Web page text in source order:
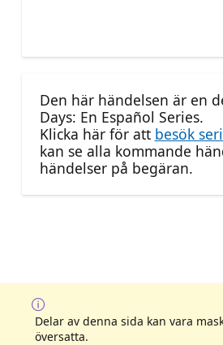
Den här händelsen är en
Days: En Español Series.
Klicka här för att besök
kan se alla kommande
händelser på begäran.
Delar av denna sida kan vara
översatta.